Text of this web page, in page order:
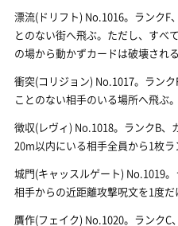
漂流(ドリフト) No.1016。ランクF
とのない街へ飛ぶ。ただし、すべ
の場から動かずカードは破壊される
衝突(コリジョン) No.1017。ラン
ことのない相手のいる場所へ飛ぶ。
徴収(レヴィ) No.1018。ランクB
20m以内にいる相手全員から1枚ラ
城門(キャッスルゲート) No.1019
相手からの近距離攻撃呪文を1度だ
贋作(フェイク) No.1020。ランク